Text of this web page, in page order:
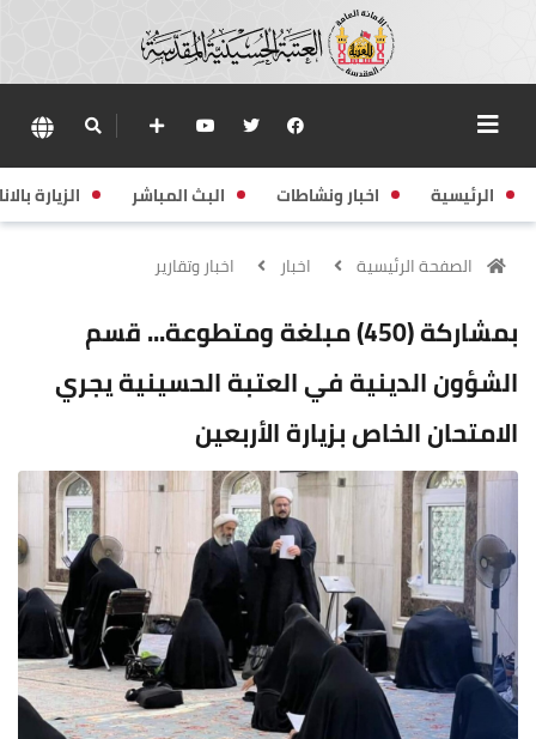
الرئيسية اخبار ونشاطات البث المباشر الزيارة
الصفحة الرئيسية اخبار اخبار وتقارير
بمشاركة (450) مبلغة ومتطوعة... قسم
الشؤون الدينية في العتبة الحسينية يجري
الامتحان الخاص بزيارة الأربعين